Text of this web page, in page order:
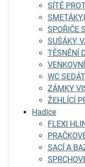
SÍTĚ
SPOŘIČE
SUŠÁKY,
TĚSNĚNÍ
WC
ZÁMKY
ŽEHLÍCÍ
Hadice
FLEXI
SACÍ A